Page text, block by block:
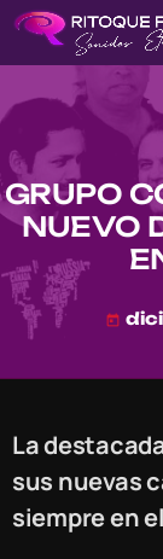
GRUPO
NUEVO
today
La
sus nuevas
siempre en